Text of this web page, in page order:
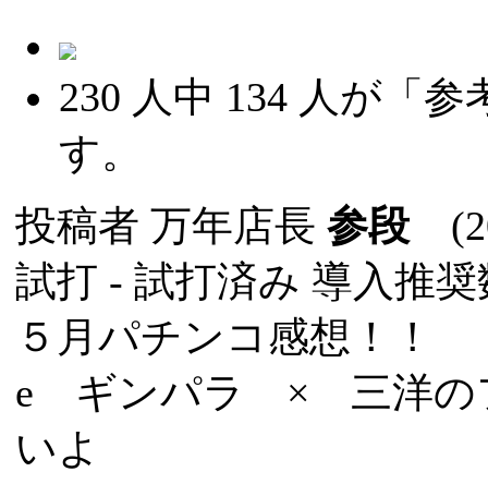
230 人中 134 人が「参
す。
投稿者 万年店長 参段
試打 - 試打済み 導入推
５月パチンコ感想！！
e ギンパラ × 三洋の
いよ